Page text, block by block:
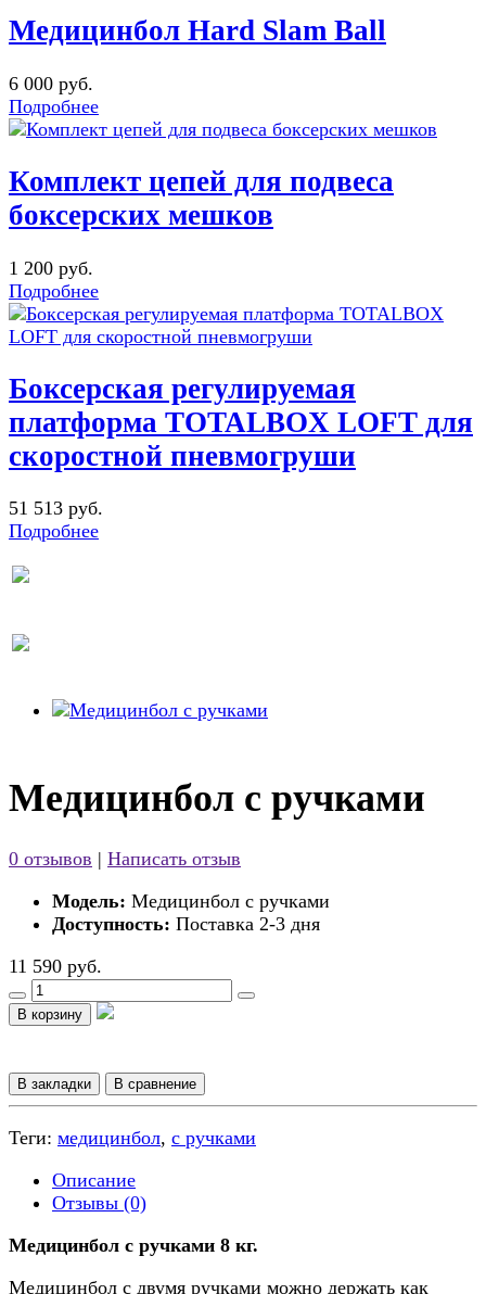
Медицинбол Hard Slam Ball
6 000 руб.
Подробнее
Комплект цепей для подвеса
боксерских мешков
1 200 руб.
Подробнее
Боксерская регулируемая
платформа TOTALBOX LOFT для
скоростной пневмогруши
51 513 руб.
Подробнее
Медицинбол с ручками
0 отзывов | Написать отзыв
Модель: Медицинбол с ручками
Доступность: Поставка 2-3 дня
11 590 руб.
В корзину
В закладки В сравнение
Теги: медицинбол, с ручками
Описание
Отзывы (0)
Медицинбол с ручками 8 кг.
Медицинбол с двумя ручками можно держать как